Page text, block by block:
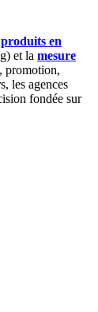
en
et la mesure
promotion,
les agences
fondée sur